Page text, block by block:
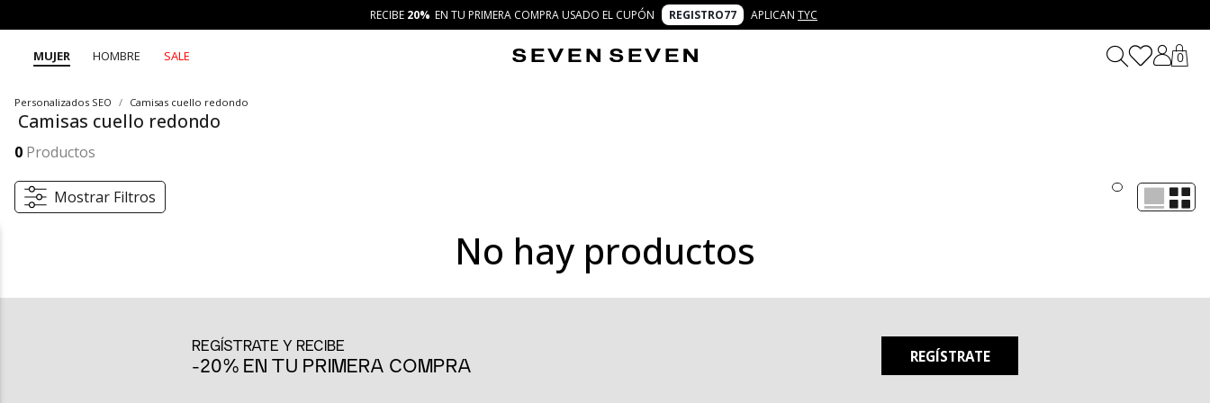
RECIBE 20% EN TU PRIMERA COMPRA USADO EL CUPÓN REGISTRO77 APLICAN TYC
MUJER HOMBRE SALE 0
Personalizados SEO Camisas cuello redondo
Camisas cuello redondo
0 Productos
Mostrar Filtros
No hay productos
Las camisas cuello redondo de SEVEN SEVEN son la pieza perfecta para quienes buscan una prenda cómoda y moderna que se adapte a cualquier ocasión. Con su diseño clásico y sencillo, estas
Versatilidad para crear looks únicos
Bajo el concepto 7 días 7 looks, las camisas cuello redondo se convierten en una prenda esencial para tu armario, ya que se adaptan a cualquier estilo y ocasión. Puedes llevarlas en un look relajado
REGÍSTRATE Y RECIBE
-20% EN TU PRIMERA COMPRA REGÍSTRATE